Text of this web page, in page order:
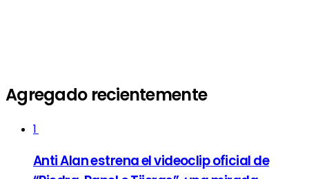
Agregado recientemente
1
Anti Alan estrena el videoclip oficial de